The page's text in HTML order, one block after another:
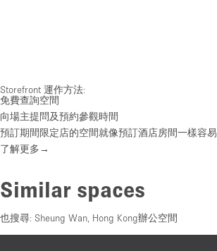
Storefront 運作方法:
免費查詢空間
向場主提問及預約參觀時間
預訂期間限定店的空間就像預訂酒店房間一樣容易
了解更多→
Similar spaces
也搜尋: Sheung Wan, Hong Kong辦公空間